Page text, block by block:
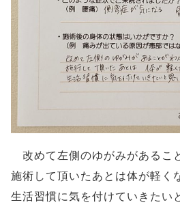
改めて左側のゆがみがあるこ
施術して頂いたあとは体が軽く
生活習慣に気を付けていきたい